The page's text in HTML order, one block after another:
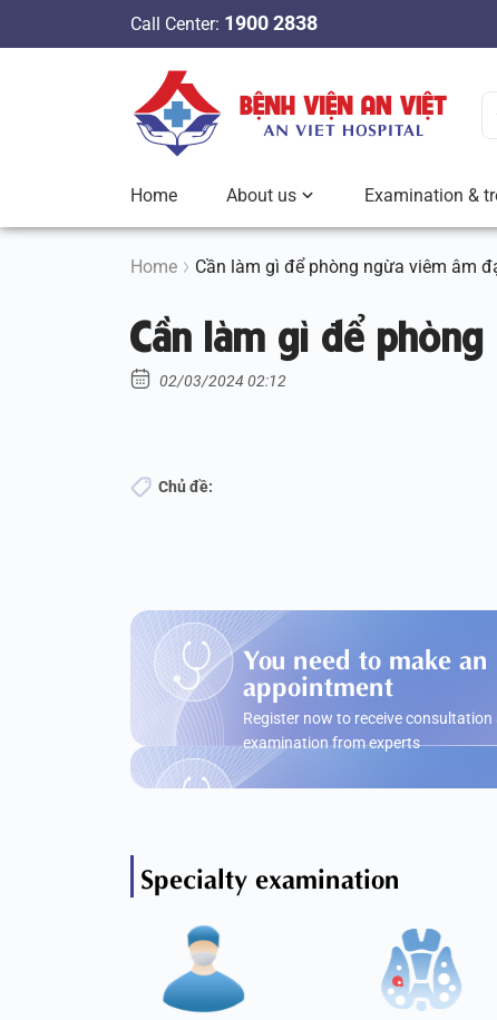
n
Call Center: 1900 2838
Home About us Examination &
Home Cần làm gì để phòng ngừa viêm âm
Cần làm gì để
02/03/2024 02:12
Chủ đề:
You need to make an
appointment
Register now to receive consultation
examination from experts
Specialty examination